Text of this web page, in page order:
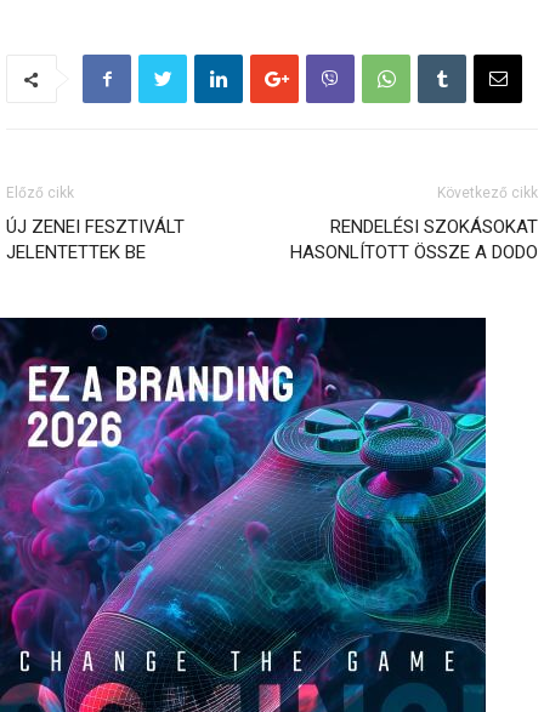
Előző cikk
ÚJ ZENEI FESZTIVÁLT
JELENTETTEK BE
Következő cikk
RENDELÉSI SZOKÁSOKAT
HASONLÍTOTT ÖSSZE A DODO